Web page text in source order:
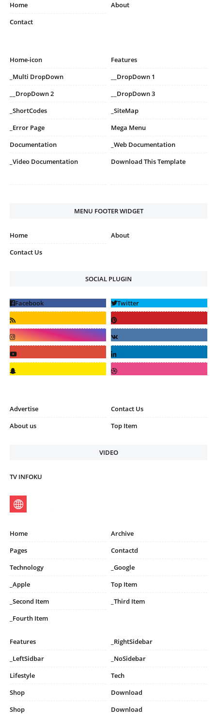
Home
About
Contact
Home-icon
Features
_Multi DropDown
__DropDown 1
__DropDown 2
__DropDown 3
_ShortCodes
_SiteMap
_Error Page
Mega Menu
Documentation
_Web Documentation
_Video Documentation
Download This Template
MENU FOOTER WIDGET
Home
About
Contact Us
SOCIAL PLUGIN
Advertise
Contact Us
About us
Top Item
VIDEO
TV INFOKU
Home
Archive
Pages
Contactd
Technology
_Google
_Apple
Top Item
_Second Item
_Third Item
_Fourth Item
Features
_RightSidebar
_LeftSidbar
_NoSidebar
Lifestyle
Tech
Shop
Download
Shop
Download